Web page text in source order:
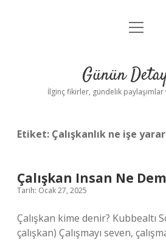
Gizlilik Politikası
Yasal Uyarı
menüyü
Günün
İlginç fikirler, gündelik paylaşımlar
Etiket: Çalışkanlık ne işe yarar
Çalışkan Insan Ne
Tarih: Ocak 27, 2025
Çalışkan kime denir? Kubbealtı
çalışkan) Çalışmayı seven,